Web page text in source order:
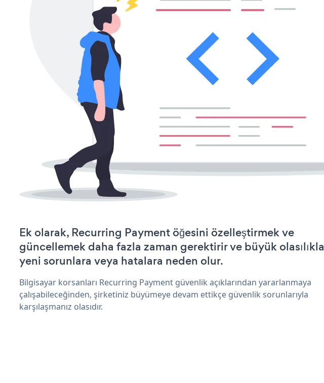
Ek olarak, Recurring Payment öğesini özelleştirmek ve
güncellemek daha fazla zaman gerektirir ve büyük olasılıkla
yeni sorunlara veya hatalara neden olur.
Bilgisayar korsanları Recurring Payment güvenlik açıklarından yararlanmaya
çalışabileceğinden, şirketiniz büyümeye devam ettikçe güvenlik sorunlarıyla
karşılaşmanız olasıdır.